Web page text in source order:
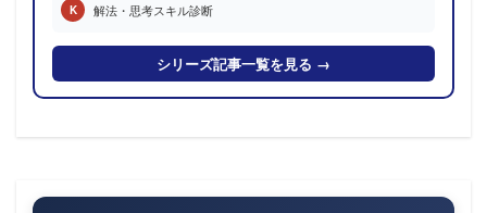
K 解法・思考スキル診断
シリーズ記事一覧を見る →